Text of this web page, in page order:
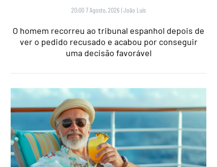
20:00 7 Agosto, 2026 |João Luís
O homem recorreu ao tribunal espanhol depois de
ver o pedido recusado e acabou por conseguir
uma decisão favorável